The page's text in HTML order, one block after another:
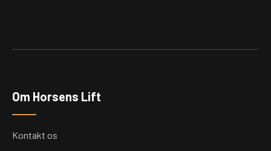
Om Horsens Lift
Kontakt os